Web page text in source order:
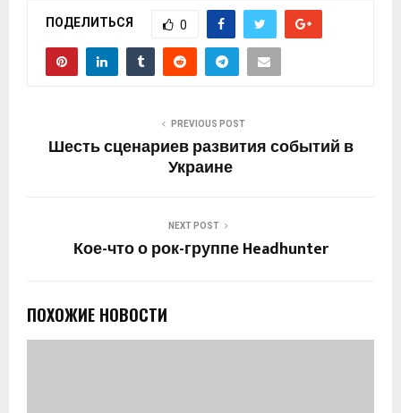
ПОДЕЛИТЬСЯ 0
PREVIOUS POST
Шесть сценариев развития событий в
Украине
NEXT POST
Кое-что о рок-группе Headhunter
ПОХОЖИЕ НОВОСТИ